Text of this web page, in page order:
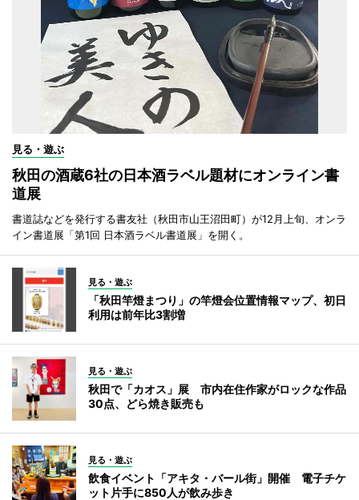
見る・遊ぶ
秋田の酒蔵6社の日本酒ラベル題材にオンライン書
道展
書道誌などを発行する書友社（秋田市山王沼田町）が12月上旬、オンラ
イン書道展「第1回 日本酒ラベル書道展」を開く。
見る・遊ぶ
「秋田竿燈まつり」の竿燈会位置情報マップ、初日
利用は前年比3割増
見る・遊ぶ
秋田で「カオス」展 市内在住作家がロックな作品
30点、どら焼き販売も
見る・遊ぶ
飲食イベント「アキタ・バール街」開催 電子チケ
ット片手に850人が飲み歩き